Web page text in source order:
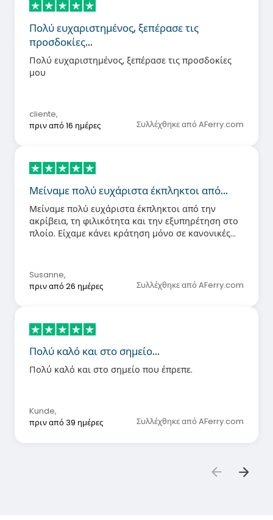
Πολύ ευχαριστημένος, ξεπέρασε τις
προσδοκίες…
Πολύ ευχαριστημένος, ξεπέρασε τις προσδοκίες
μου
cliente,
πριν από 16 ημέρες
Συλλέχθηκε από AFerry.com
Μείναμε πολύ ευχάριστα έκπληκτοι από…
Μείναμε πολύ ευχάριστα έκπληκτοι από την
ακρίβεια, τη φιλικότητα και την εξυπηρέτηση στο
πλοίο. Είχαμε κάνει κράτηση μόνο σε κανονικές
Σας ευχαριστούμε για την υπέροχη, χωρίς
προβλήματα διαδρομή.
Susanne,
πριν από 26 ημέρες
Συλλέχθηκε από AFerry.com
Πολύ καλό και στο σημείο…
Πολύ καλό και στο σημείο που έπρεπε.
Kunde,
πριν από 39 ημέρες
Συλλέχθηκε από AFerry.com